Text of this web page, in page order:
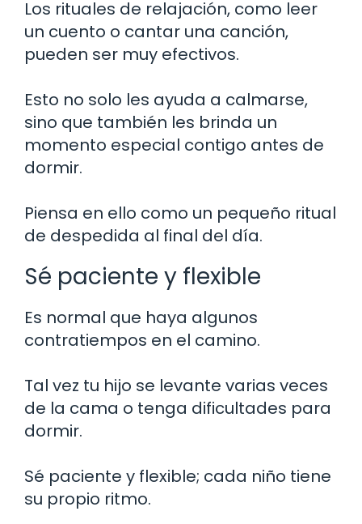
Los rituales de relajación, como leer
un cuento o cantar una canción,
pueden ser muy efectivos.
Esto no solo les ayuda a calmarse,
sino que también les brinda un
momento especial contigo antes de
dormir.
Piensa en ello como un pequeño ritual
de despedida al final del día.
Sé paciente y flexible
Es normal que haya algunos
contratiempos en el camino.
Tal vez tu hijo se levante varias veces
de la cama o tenga dificultades para
dormir.
Sé paciente y flexible; cada niño tiene
su propio ritmo.